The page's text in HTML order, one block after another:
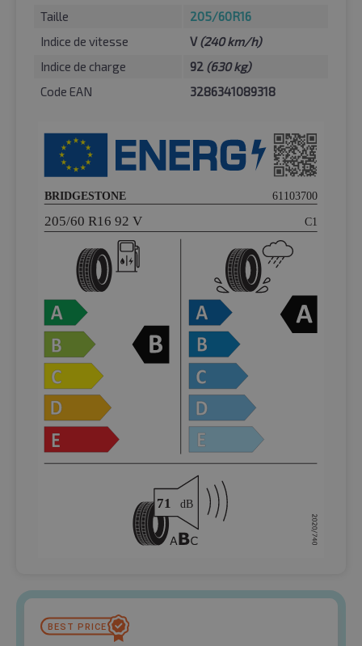
Taille
205/60R16
Indice de vitesse
V(240 km/h)
Indice de charge
92 (630 kg)
Code EAN
3286341089318